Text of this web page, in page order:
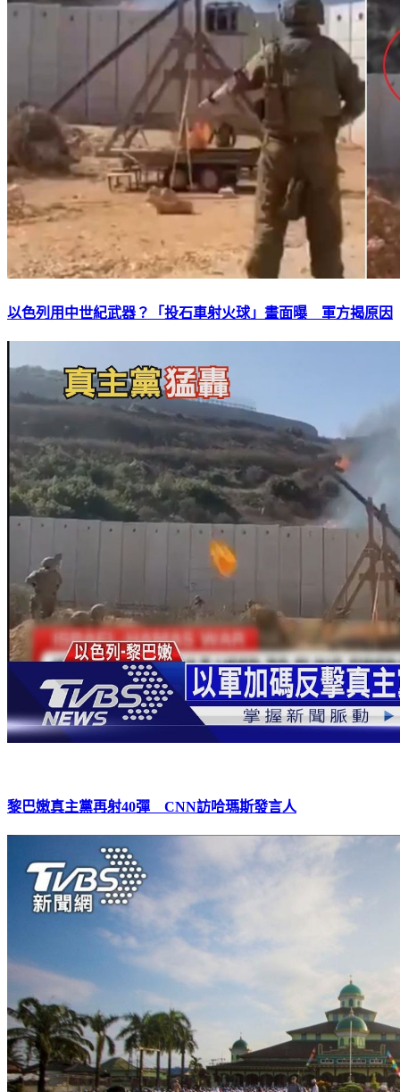
以色列用中世紀武器？「投石車射火球」畫面曝 軍方揭原因
黎巴嫩真主黨再射40彈 CNN訪哈瑪斯發言人